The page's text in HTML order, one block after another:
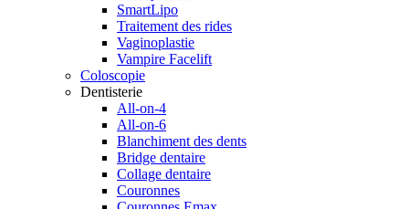
SmartLipo
Traitement des rides
Vaginoplastie
Vampire Facelift
Coloscopie
Dentisterie
All-on-4
All-on-6
Blanchiment des dents
Bridge dentaire
Collage dentaire
Couronnes